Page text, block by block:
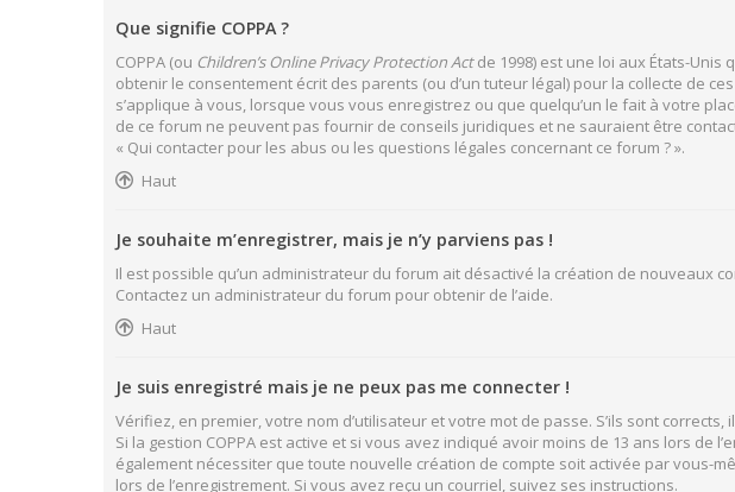
Que signifie COPPA ?
COPPA (ou Children’s Online Privacy Protection Actde 1998) est une loi aux États-
obtenir le consentement écrit des parents (ou d’un tuteur légal) pour la collecte de
s’applique à vous, lorsque vous vous enregistrez ou que quelqu’un le fait à votre
de ce forum ne peuvent pas fournir de conseils juridiques et ne sauraient être
« Qui contacter pour les abus ou les questions légales concernant ce forum ? ».
Haut
Je souhaite m’enregistrer, mais je n’y parviens pas !
Il est possible qu’un administrateur du forum ait désactivé la création de nouveaux
Contactez un administrateur du forum pour obtenir de l’aide.
Haut
Je suis enregistré mais je ne peux pas me connecter !
Vérifiez, en premier, votre nom d’utilisateur et votre mot de passe. S’ils sont corrects,
Si la gestion COPPA est active et si vous avez indiqué avoir moins de 13 ans lors
également nécessiter que toute nouvelle création de compte soit activée par vous-
lors de l’enregistrement. Si vous avez reçu un courriel, suivez ses instructions.